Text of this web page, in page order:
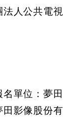
人公共電視
單位：夢田
影像股份有